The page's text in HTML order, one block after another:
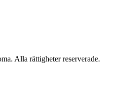
Alla rättigheter reserverade.